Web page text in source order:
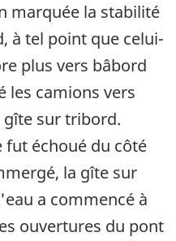
marquée la stabilité
à tel point que celui-
plus vers bâbord
les camions vers
sur tribord.
fut échoué du côté
la gîte sur
a commencé à
ouvertures du pont